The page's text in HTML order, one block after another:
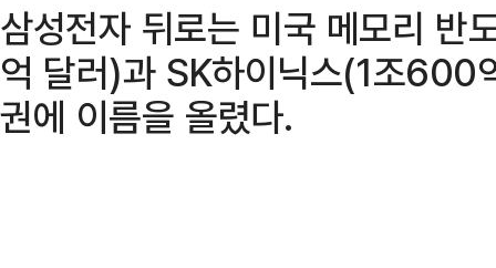
삼성전자 뒤로는 미국 메모리 반
억 달러)과 SK하이닉스(1조600
권에 이름을 올렸다.